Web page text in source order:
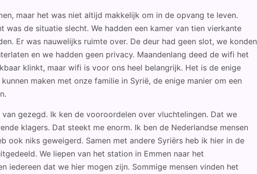
maar het was niet altijd makkelijk om in de opvang te leven.
was de situatie slecht. We hadden een kamer van tien vierkante
Er was nauwelijks ruimte over. De deur had geen slot, we konden
en we hadden geen privacy. Maandenlang deed de wifi het
klinkt, maar wifi is voor ons heel belangrijk. Het is de enige
maken met onze familie in Syrië, de enige manier om een
gezegd. Ik ken de vooroordelen over vluchtelingen. Dat we
klagers. Dat steekt me enorm. Ik ben de Nederlandse mensen
ook niks geweigerd. Samen met andere Syriërs heb ik hier in de
We liepen van het station in Emmen naar het
iedereen dat we hier mogen zijn. Sommige mensen vinden het